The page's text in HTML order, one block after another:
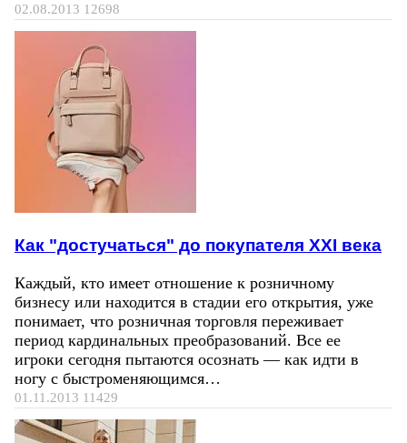
02.08.2013 12698
Как "достучаться" до покупателя ХХI века
Каждый, кто имеет отношение к розничному
бизнесу или находится в стадии его открытия, уже
понимает, что розничная торговля переживает
период кардинальных преобразований. Все ее
игроки сегодня пытаются осознать — как идти в
ногу с быстроменяющимся…
01.11.2013 11429